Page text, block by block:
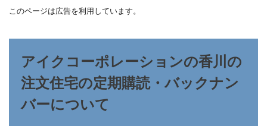
このページは広告を利用しています。
アイクコーポレーションの香川の
注文住宅の定期購読・バックナン
バーについて